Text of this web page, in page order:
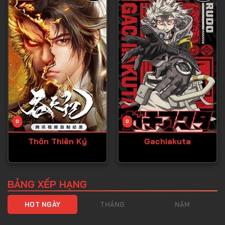
Tập 40
Tập 41
Tập 42
Tập 43
Tập 44
Tập 45
Tập 46
Tập 47
Tập 49
pháp hệ sản xuất ~
0
Thôn Thiên Ký
0
Gachiakuta
BẢNG XẾP HẠNG
HOT NGÀY THÁNG NĂM